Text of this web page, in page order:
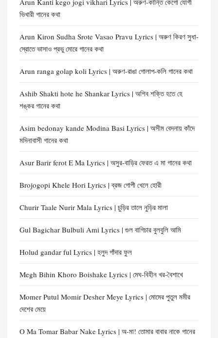
Arun Kanti kego jogi vikhari Lyrics | অরুণ-কান্তি কেগো যোগী
ভিখারী গানের কথা
Arun Kiron Sudha Srote Vasao Pravu Lyrics | অরুণ কিরণ সুধা-
স্রোতে ভাসাও প্রভু মোরে গানের কথা
Arun ranga golap koli Lyrics | অরুণ-রাঙা গোলাপ-কলি গানের কথা
Ashib Shakti hote he Shankar Lyrics | অশিব শক্তি হতে হে
শঙ্কর গানের কথা
Asim bedonay kande Modina Basi Lyrics | অসীম বেদনায় কাঁদে
মদিনাবাসী গানের কথা
Asur Barir ferot E Ma Lyrics | অসুর-বাড়ির ফেরত এ মা গানের কথা
Brojogopi Khele Hori Lyrics | ব্রজ গোপী খেলে হোরী
Churir Taale Nurir Mala Lyrics | চুড়ির তালে নুড়ির মালা
Gul Bagichar Bulbuli Ami Lyrics | গুল বাগিচার বুলবুলি আমি
Holud gandar ful Lyrics | হলুদ গাঁদার ফুল
Megh Bihin Khoro Boishake Lyrics | মেঘ-বিহীন খর-বৈশাখে
Momer Putul Momir Desher Meye Lyrics | মোমের পুতুল মমীর
দেশের মেয়ে
O Ma Tomar Babar Nake Lyrics | অ-মা! তোমার বাবার নাকে গানের